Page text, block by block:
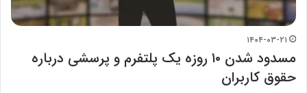
۱۴۰۴-۰۳-۲۱
مسدود شدن ۱۰ روزه یک پلتفرم و پرسشی درباره
حقوق کاربران